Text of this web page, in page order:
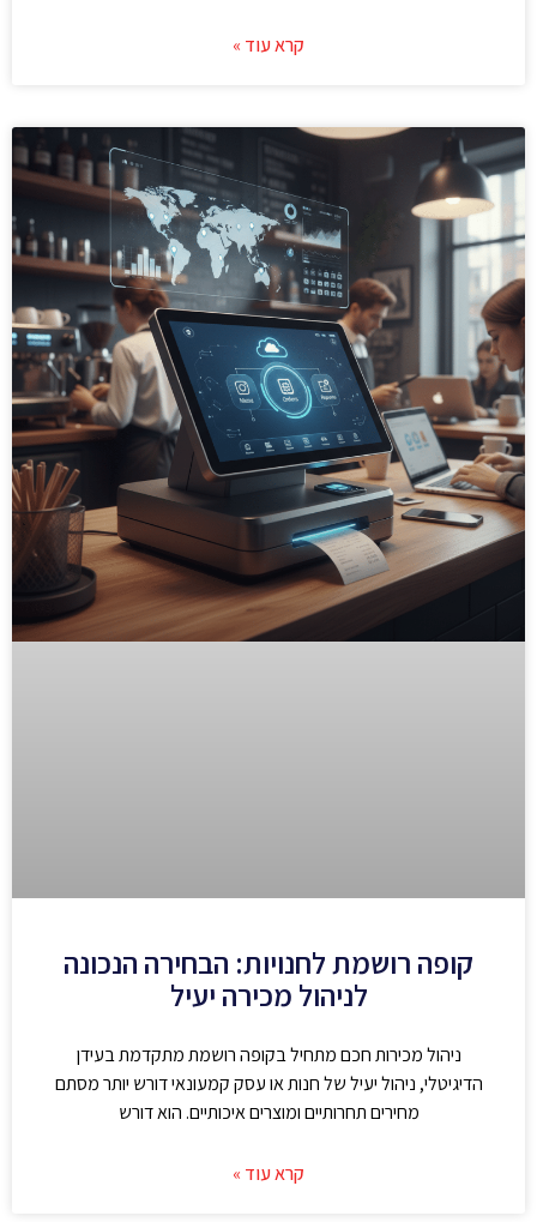
קרא עוד »
קופה רושמת לחנויות: הבחירה הנכונה
לניהול מכירה יעיל
ניהול מכירות חכם מתחיל בקופה רושמת מתקדמת בעידן
הדיגיטלי, ניהול יעיל של חנות או עסק קמעונאי דורש יותר מסתם
מחירים תחרותיים ומוצרים איכותיים. הוא דורש
קרא עוד »